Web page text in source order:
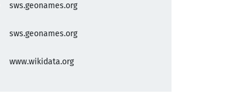
sws.geonames.org
sws.geonames.org
www.wikidata.org